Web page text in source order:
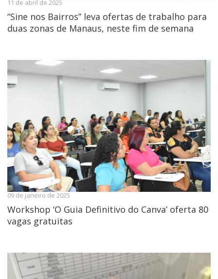
11 de abril de 2025
“Sine nos Bairros” leva ofertas de trabalho para
duas zonas de Manaus, neste fim de semana
09 de janeiro de 2025
Workshop ‘O Guia Definitivo do Canva’ oferta 80
vagas gratuitas